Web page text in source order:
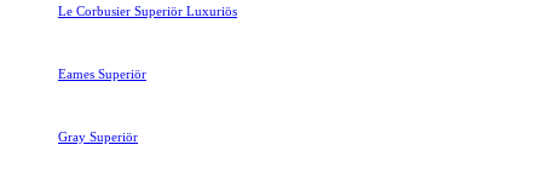
Le Corbusier Superiör Luxuriös
Eames Superiör
Gray Superiör